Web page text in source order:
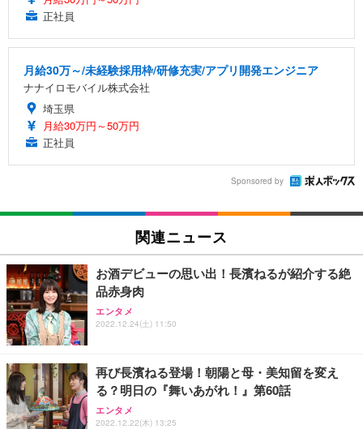
正社員
月給30万～/未経験採用枠/研修充実/アプリ開発エンジニア
ナナイロモバイル株式会社
埼玉県
月給30万円～50万円
正社員
Sponsored by
関連ニュース
お酒デビューの思い出！長濱ねるが紹介する絶
品赤身肉
エンタメ
2022.12.24(土) 11:50
再び長濱ねる登場！朝陽と母・美知留を変え
る？明日の『舞いあがれ！』第60話
エンタメ
2022.12.22(木) 13:25